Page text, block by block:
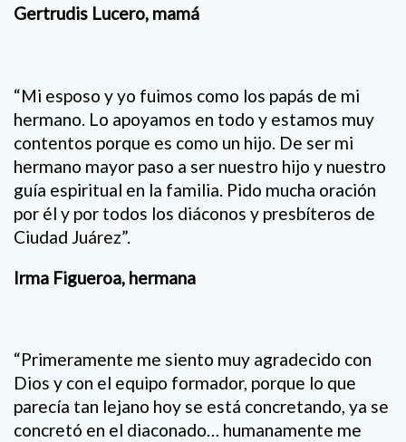
Gertrudis Lucero, mamá
“Mi esposo y yo fuimos como los papás de mi
hermano. Lo apoyamos en todo y estamos muy
contentos porque es como un hijo. De ser mi
hermano mayor paso a ser nuestro hijo y nuestro
guía espiritual en la familia. Pido mucha oración
por él y por todos los diáconos y presbíteros de
Ciudad Juárez”.
Irma Figueroa, hermana
“Primeramente me siento muy agradecido con
Dios y con el equipo formador, porque lo que
parecía tan lejano hoy se está concretando, ya se
concretó en el diaconado… humanamente me